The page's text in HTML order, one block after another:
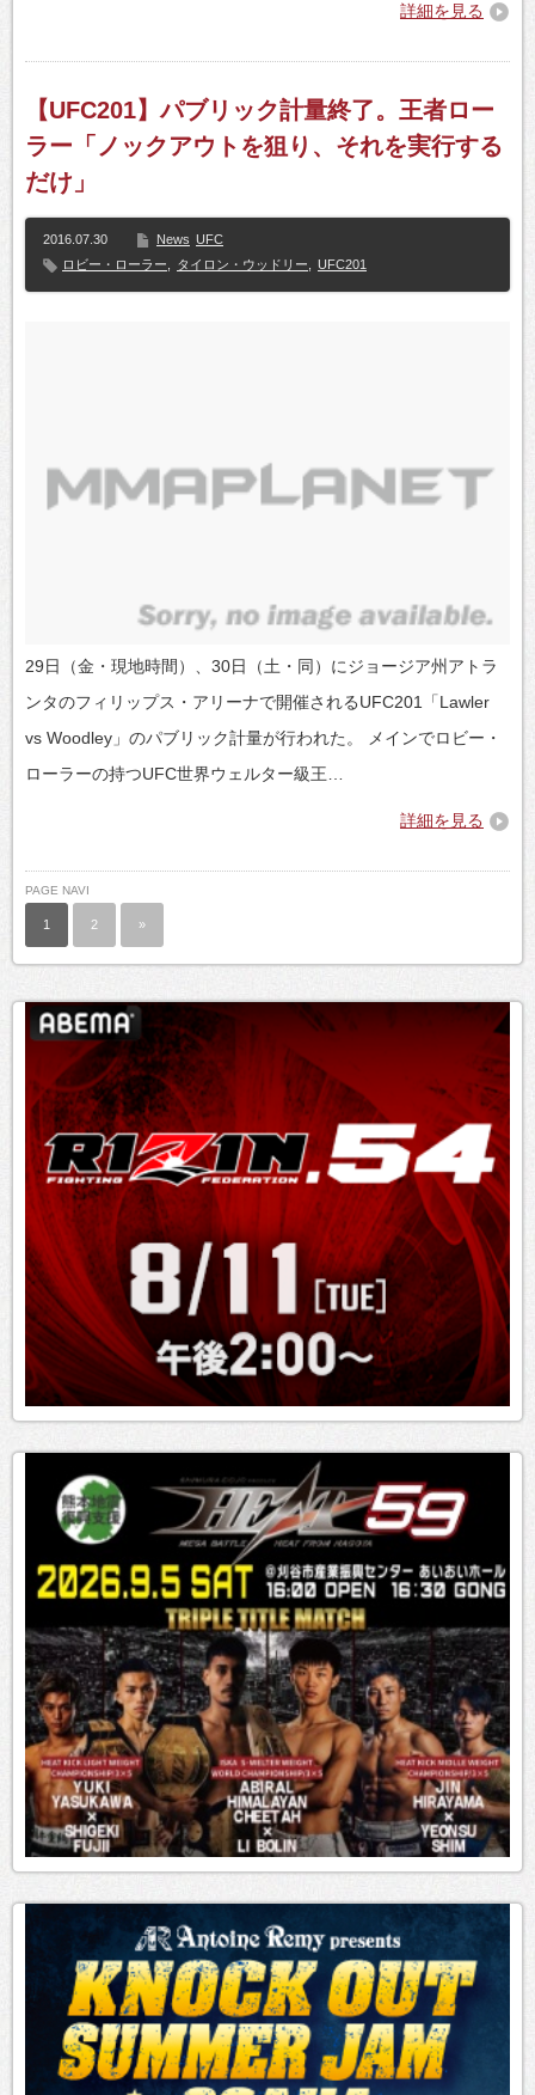
詳細を見る
【UFC201】パブリック計量終了。王者ロー
ラー「ノックアウトを狙り、それを実行する
だけ」
2016.07.30 News UFC
ロビー・ローラー
タイロン・ウッドリー UFC201
29日（金・現地時間）、30日（土・同）にジョージア州アトラ
ンタのフィリップス・アリーナで開催されるUFC201「Lawler
vs Woodley」のパブリック計量が行われた。 メインでロビー・
ローラーの持つUFC世界ウェルター級王…
詳細を見る
PAGE NAVI
1 2 »